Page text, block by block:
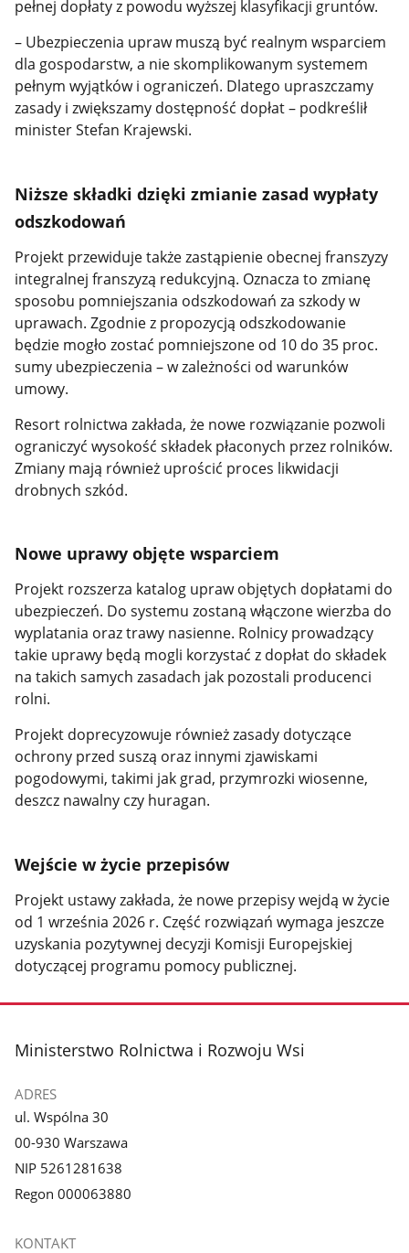
pełnej dopłaty z powodu wyższej klasyfikacji gruntów.
– Ubezpieczenia upraw muszą być realnym wsparciem
dla gospodarstw, a nie skomplikowanym systemem
pełnym wyjątków i ograniczeń. Dlatego upraszczamy
zasady i zwiększamy dostępność dopłat – podkreślił
minister Stefan Krajewski.
Niższe składki dzięki zmianie zasad wypłaty
odszkodowań
Projekt przewiduje także zastąpienie obecnej franszyzy
integralnej franszyzą redukcyjną. Oznacza to zmianę
sposobu pomniejszania odszkodowań za szkody w
uprawach. Zgodnie z propozycją odszkodowanie
będzie mogło zostać pomniejszone od 10 do 35 proc.
sumy ubezpieczenia – w zależności od warunków
umowy.
Resort rolnictwa zakłada, że nowe rozwiązanie pozwoli
ograniczyć wysokość składek płaconych przez rolników.
Zmiany mają również uprościć proces likwidacji
drobnych szkód.
Nowe uprawy objęte wsparciem
Projekt rozszerza katalog upraw objętych dopłatami do
ubezpieczeń. Do systemu zostaną włączone wierzba do
wyplatania oraz trawy nasienne. Rolnicy prowadzący
takie uprawy będą mogli korzystać z dopłat do składek
na takich samych zasadach jak pozostali producenci
rolni.
Projekt doprecyzowuje również zasady dotyczące
ochrony przed suszą oraz innymi zjawiskami
pogodowymi, takimi jak grad, przymrozki wiosenne,
deszcz nawalny czy huragan.
Wejście w życie przepisów
Projekt ustawy zakłada, że nowe przepisy wejdą w życie
od 1 września 2026 r. Część rozwiązań wymaga jeszcze
uzyskania pozytywnej decyzji Komisji Europejskiej
dotyczącej programu pomocy publicznej.
stopka
Ministerstwo Rolnictwa i Rozwoju Wsi
ADRES
ul. Wspólna 30
00-930 Warszawa
NIP 5261281638
Regon 000063880
KONTAKT